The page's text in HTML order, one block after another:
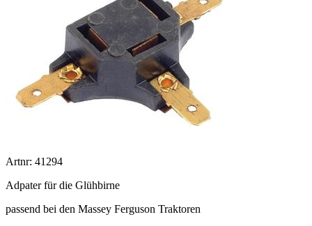
Artnr: 41294
Adpater für die Glühbirne
passend bei den Massey Ferguson Traktoren